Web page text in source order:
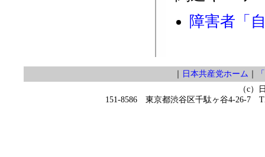
障害者「
日本共産党ホーム
（c）
151-8586 東京都渋谷区千駄ヶ谷4-26-7